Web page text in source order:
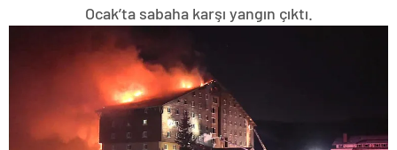
Ocak’ta sabaha karşı yangın çıktı.